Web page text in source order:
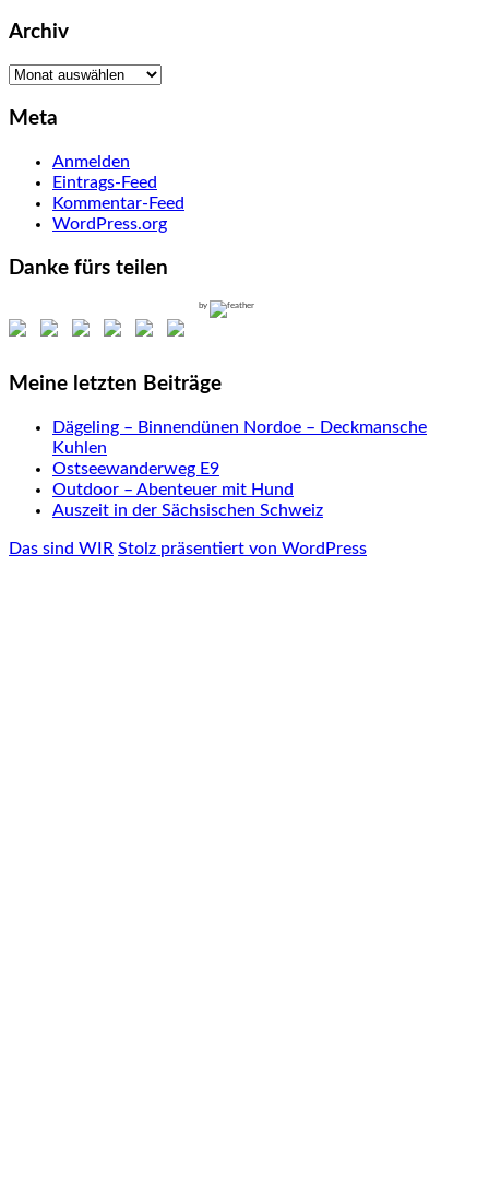
Archiv
Archiv
Meta
Anmelden
Eintrags-Feed
Kommentar-Feed
WordPress.org
Danke fürs teilen
by
Meine letzten Beiträge
Dägeling – Binnendünen Nordoe – Deckmansche
Kuhlen
Ostseewanderweg E9
Outdoor – Abenteuer mit Hund
Auszeit in der Sächsischen Schweiz
Das sind WIR Stolz präsentiert von WordPress